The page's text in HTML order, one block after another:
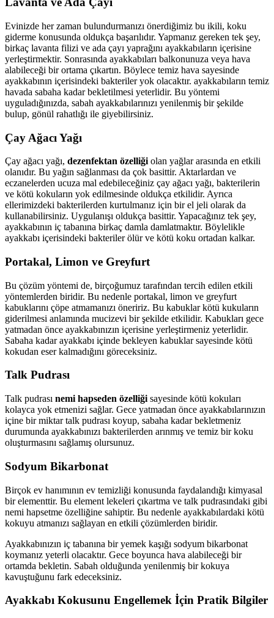
Evinizde her zaman bulundurmanızı önerdiğimiz bu ikili, koku
giderme konusunda oldukça başarılıdır. Yapmanız gereken tek şey,
birkaç lavanta filizi ve ada çayı yaprağını ayakkabıların içerisine
yerleştirmektir. Sonrasında ayakkabıları balkonunuza veya hava
alabileceği bir ortama çıkartın. Böylece temiz hava sayesinde
ayakkabının içerisindeki bakteriler yok olacaktır. ayakkabıların temiz
havada sabaha kadar bekletilmesi yeterlidir. Bu yöntemi
uyguladığınızda, sabah ayakkabılarınızı yenilenmiş bir şekilde
bulup, gönül rahatlığı ile giyebilirsiniz.
Çay Ağacı Yağı
Çay ağacı yağı, dezenfektan özelliği olan yağlar arasında en etkili
olanıdır. Bu yağın sağlanması da çok basittir. Aktarlardan ve
eczanelerden ucuza mal edebileceğiniz çay ağacı yağı, bakterilerin
ve kötü kokuların yok edilmesinde oldukça etkilidir. Ayrıca
ellerimizdeki bakterilerden kurtulmanız için bir el jeli olarak da
kullanabilirsiniz. Uygulanışı oldukça basittir. Yapacağınız tek şey,
ayakkabının iç tabanına birkaç damla damlatmaktır. Böylelikle
ayakkabı içerisindeki bakteriler ölür ve kötü koku ortadan kalkar.
Portakal, Limon ve Greyfurt
Bu çözüm yöntemi de, birçoğumuz tarafından tercih edilen etkili
yöntemlerden biridir. Bu nedenle portakal, limon ve greyfurt
kabuklarını çöpe atmamanızı öneririz. Bu kabuklar kötü kukuların
giderilmesi anlamında mucizevi bir şekilde etkilidir. Kabukları gece
yatmadan önce ayakkabınızın içerisine yerleştirmeniz yeterlidir.
Sabaha kadar ayakkabı içinde bekleyen kabuklar sayesinde kötü
kokudan eser kalmadığını göreceksiniz.
Talk Pudrası
Talk pudrası nemi hapseden özelliği sayesinde kötü kokuları
kolayca yok etmenizi sağlar. Gece yatmadan önce ayakkabılarınızın
içine bir miktar talk pudrası koyup, sabaha kadar bekletmeniz
durumunda ayakkabınızı bakterilerden arınmış ve temiz bir koku
oluşturmasını sağlamış olursunuz.
Sodyum Bikarbonat
Birçok ev hanımının ev temizliği konusunda faydalandığı kimyasal
bir elementtir. Bu element lekeleri çıkartma ve talk pudrasındaki gibi
nemi hapsetme özelliğine sahiptir. Bu nedenle ayakkabılardaki kötü
kokuyu atmanızı sağlayan en etkili çözümlerden biridir.
Ayakkabınızın iç tabanına bir yemek kaşığı sodyum bikarbonat
koymanız yeterli olacaktır. Gece boyunca hava alabileceği bir
ortamda bekletin. Sabah olduğunda yenilenmiş bir kokuya
kavuştuğunu fark edeceksiniz.
Ayakkabı Kokusunu Engellemek İçin Pratik Bilgiler